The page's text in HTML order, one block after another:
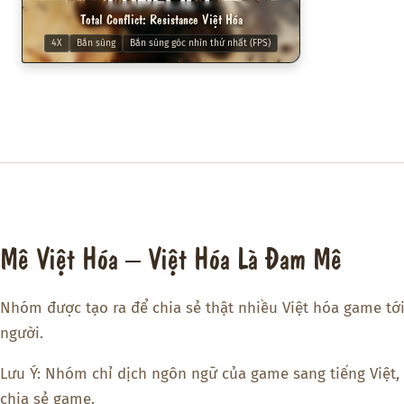
Total Conflict: Resistance Việt Hóa
4X Bắn súng Bắn súng góc nhìn thứ nhất (FPS)
Mê Việt Hóa – Việt Hóa Là Đam Mê
Nhóm được tạo ra để chia sẻ thật nhiều Việt hóa game
người.
Lưu Ý: Nhóm chỉ dịch ngôn ngữ của game sang tiếng
chia sẻ game.